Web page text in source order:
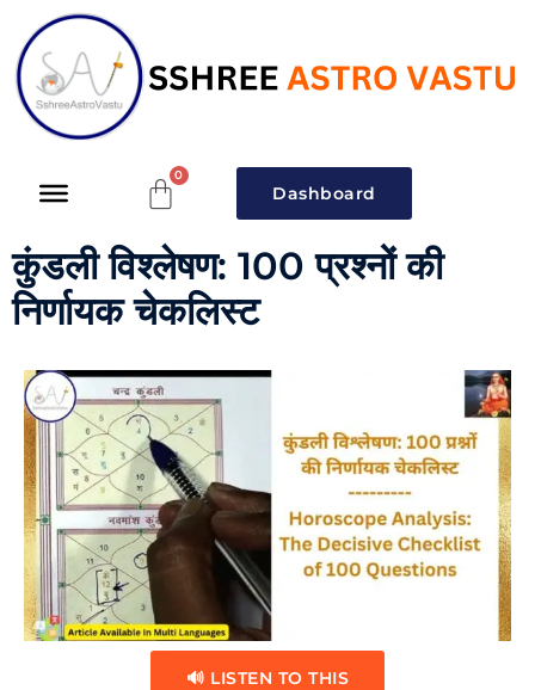
Dashboard
कुंडली विश्लेषण: 100 प्रश्नों की
निर्णायक चेकलिस्ट
🔊 LISTEN TO THIS